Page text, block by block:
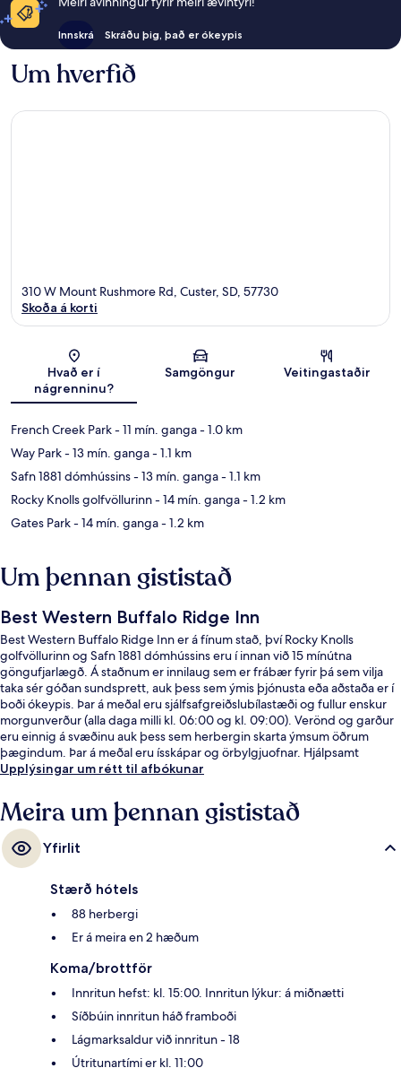
Innskrá Skráðu þig, það er ókeypis
Um hverfið
Kort
310 W Mount Rushmore Rd, Custer, SD, 57730
Skoða á korti
Hvað er í
nágrenninu?
Samgöngur Veitingastaðir
French Creek Park- 11 mín. ganga- 1.0 km
Way Park- 13 mín. ganga- 1.1 km
Safn 1881 dómhússins- 13 mín. ganga- 1.1 km
Rocky Knolls golfvöllurinn- 14 mín. ganga- 1.2 km
Gates Park- 14 mín. ganga- 1.2 km
Um þennan gististað
Best Western Buffalo Ridge Inn
Best Western Buffalo Ridge Inn er á fínum stað, því Rocky Knolls
golfvöllurinn og Safn 1881 dómhússins eru í innan við 15 mínútna
göngufjarlægð. Á staðnum er innilaug sem er frábær fyrir þá sem vilja
taka sér góðan sundsprett, auk þess sem ýmis þjónusta eða aðstaða er í
boði ókeypis. Þar á meðal eru sjálfsafgreiðslubílastæði og fullur enskur
morgunverður (alla daga milli kl. 06:00 og kl. 09:00). Verönd og garður
eru einnig á svæðinu auk þess sem herbergin skarta ýmsum öðrum
þægindum. Þar á meðal eru ísskápar og örbylgjuofnar. Hjálpsamt
starfsfólk og morgunverðurinn eru meðal helstu kosta gististaðarins að
Upplýsingar um rétt til afbókunar
Meira um þennan gististað
Yfirlit
Stærð hótels
88 herbergi
Er á meira en 2 hæðum
Koma/brottför
Innritun hefst: kl. 15:00. Innritun lýkur: á miðnætti
Síðbúin innritun háð framboði
Lágmarksaldur við innritun - 18
Útritunartími er kl. 11:00